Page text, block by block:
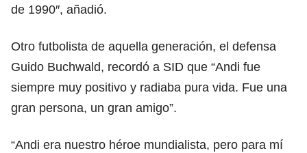
de 1990″, añadió.
Otro futbolista de aquella generación, el defensa
Guido Buchwald, recordó a SID que “Andi fue
siempre muy positivo y radiaba pura vida. Fue una
gran persona, un gran amigo”.
“Andi era nuestro héroe mundialista, pero para mí